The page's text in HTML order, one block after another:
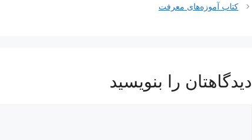
کتاب آموزه‌های معرفت
دیدگاهتان را بنویسید